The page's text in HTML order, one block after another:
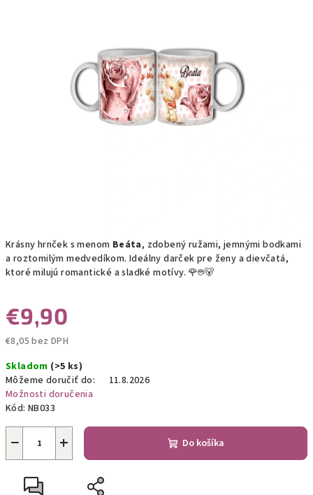
Krásny hrnček s menom Beáta, zdobený ružami, jemnými bodkami
a roztomilým medvedíkom. Ideálny darček pre ženy a dievčatá,
ktoré milujú romantické a sladké motívy. 🌹☕🐻
€9,90
€8,05 bez DPH
cena:
Skladom (>5 ks)
Môžeme doručiť do:
11.8.2026
Možnosti doručenia
Kód: NB033
+
− Do košíka